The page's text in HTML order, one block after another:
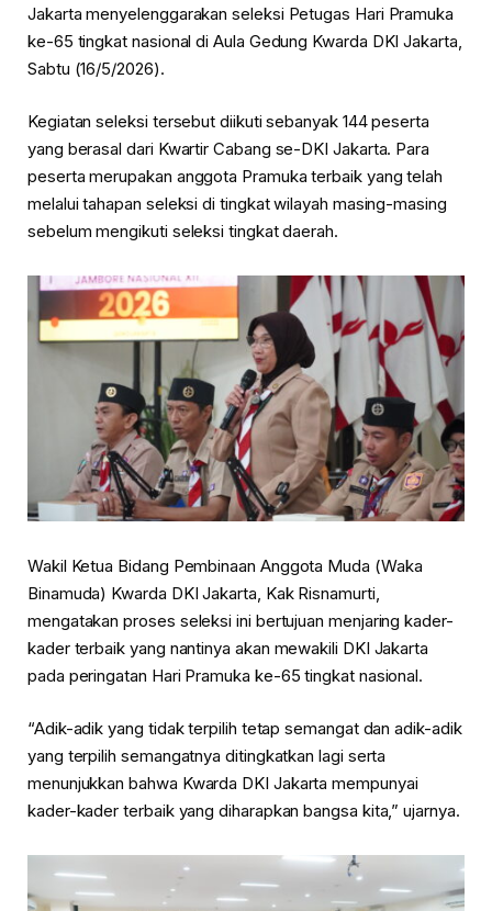
Jakarta menyelenggarakan seleksi Petugas Hari Pramuka
ke-65 tingkat nasional di Aula Gedung Kwarda DKI Jakarta,
Sabtu (16/5/2026).
Kegiatan seleksi tersebut diikuti sebanyak 144 peserta
yang berasal dari Kwartir Cabang se-DKI Jakarta. Para
peserta merupakan anggota Pramuka terbaik yang telah
melalui tahapan seleksi di tingkat wilayah masing-masing
sebelum mengikuti seleksi tingkat daerah.
Wakil Ketua Bidang Pembinaan Anggota Muda (Waka
Binamuda) Kwarda DKI Jakarta, Kak Risnamurti,
mengatakan proses seleksi ini bertujuan menjaring kader-
kader terbaik yang nantinya akan mewakili DKI Jakarta
pada peringatan Hari Pramuka ke-65 tingkat nasional.
“Adik-adik yang tidak terpilih tetap semangat dan adik-adik
yang terpilih semangatnya ditingkatkan lagi serta
menunjukkan bahwa Kwarda DKI Jakarta mempunyai
kader-kader terbaik yang diharapkan bangsa kita,” ujarnya.